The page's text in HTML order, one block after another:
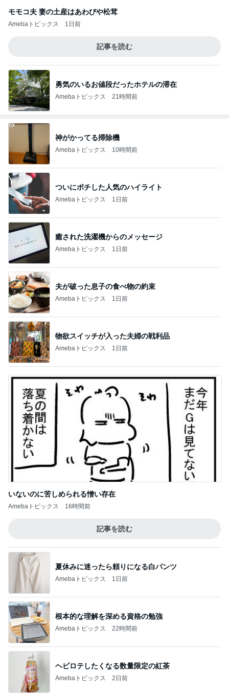
モモコ夫 妻の土産はあわびや松茸
Amebaトピックス 1日前
記事を読む
勇気のいるお値段だったホテルの滞在
Amebaトピックス 21時間前
神がかってる掃除機
Amebaトピックス 10時間前
ついにポチした人気のハイライト
Amebaトピックス 1日前
癒された洗濯機からのメッセージ
Amebaトピックス 1日前
夫が破った息子の食べ物の約束
Amebaトピックス 1日前
物欲スイッチが入った夫婦の戦利品
Amebaトピックス 1日前
いないのに苦しめられる憎い存在
Amebaトピックス 16時間前
記事を読む
夏休みに迷ったら頼りになる白パンツ
Amebaトピックス 1日前
根本的な理解を深める資格の勉強
Amebaトピックス 22時間前
ヘビロテしたくなる数量限定の紅茶
Amebaトピックス 2日前